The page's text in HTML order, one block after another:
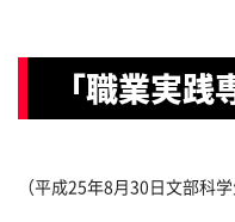
「職業実
（平成25年8月30日文部科